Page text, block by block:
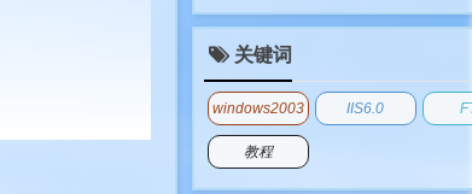
关键词
windows2003 IIS6.0
教程